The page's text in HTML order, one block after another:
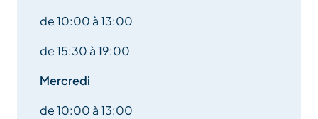
de 10:00 à 13:00
de 15:30 à 19:00
Mercredi
de 10:00 à 13:00